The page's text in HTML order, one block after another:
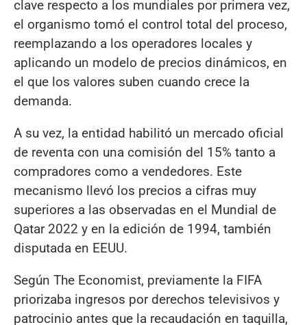
clave respecto a los mundiales por primera vez,
el organismo tomó el control total del proceso,
reemplazando a los operadores locales y
aplicando un modelo de precios dinámicos, en
el que los valores suben cuando crece la
demanda.
A su vez, la entidad habilitó un mercado oficial
de reventa con una comisión del 15% tanto a
compradores como a vendedores. Este
mecanismo llevó los precios a cifras muy
superiores a las observadas en el Mundial de
Qatar 2022 y en la edición de 1994, también
disputada en EEUU.
Según The Economist, previamente la FIFA
priorizaba ingresos por derechos televisivos y
patrocinio antes que la recaudación en taquilla,